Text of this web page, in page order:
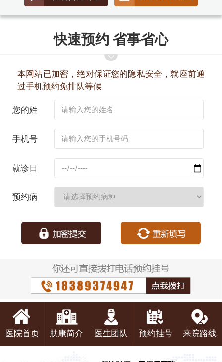
快速预约 省事省心
本网站已加密，绝对保证您的隐私安全，就座前通
过手机预约免排队等候
您的姓
手机号
就诊日
预约病
医院首页 肤康简介 医生团队 预约挂号 来院路线